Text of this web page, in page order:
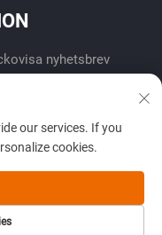
nyhetsbrev
our services. If you
cookies.